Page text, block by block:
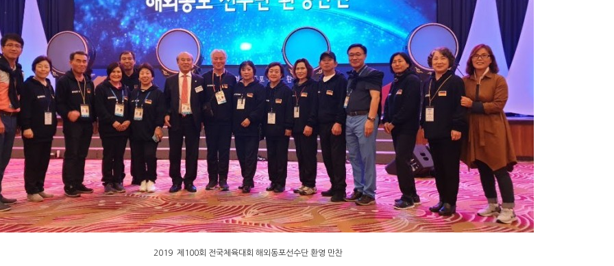
2019 제100회 전국체육대회 해외동포선수단 환영 만찬